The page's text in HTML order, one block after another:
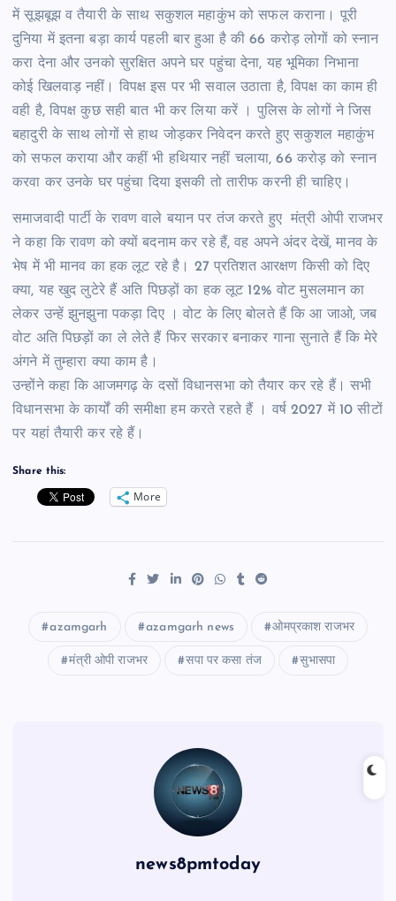
में सूझबूझ व तैयारी के साथ सकुशल महाकुंभ को सफल कराना। पूरी
दुनिया में इतना बड़ा कार्य पहली बार हुआ है की 66 करोड़ लोगों को स्नान
करा देना और उनको सुरक्षित अपने घर पहुंचा देना, यह भूमिका निभाना
कोई खिलवाड़ नहीं। विपक्ष इस पर भी सवाल उठाता है, विपक्ष का काम ही
वही है, विपक्ष कुछ सही बात भी कर लिया करें । पुलिस के लोगों ने जिस
बहादुरी के साथ लोगों से हाथ जोड़कर निवेदन करते हुए सकुशल महाकुंभ
को सफल कराया और कहीं भी हथियार नहीं चलाया, 66 करोड़ को स्नान
करवा कर उनके घर पहुंचा दिया इसकी तो तारीफ करनी ही चाहिए।
समाजवादी पार्टी के रावण वाले बयान पर तंज करते हुए मंत्री ओपी राजभर
ने कहा कि रावण को क्यों बदनाम कर रहे हैं, वह अपने अंदर देखें, मानव के
भेष में भी मानव का हक लूट रहे है। 27 प्रतिशत आरक्षण किसी को दिए
क्या, यह खुद लुटेरे हैं अति पिछड़ों का हक लूट 12% वोट मुसलमान का
लेकर उन्हें झुनझुना पकड़ा दिए । वोट के लिए बोलते हैं कि आ जाओ, जब
वोट अति पिछड़ों का ले लेते हैं फिर सरकार बनाकर गाना सुनाते हैं कि मेरे
अंगने में तुम्हारा क्या काम है।
उन्होंने कहा कि आजमगढ़ के दसों विधानसभा को तैयार कर रहे हैं। सभी
विधानसभा के कार्यों की समीक्षा हम करते रहते हैं । वर्ष 2027 में 10 सीटों
पर यहां तैयारी कर रहे हैं।
Share this:
More
azamgarh azamgarh news ओमप्रकाश राजभर
मंत्री ओपी राजभर सपा पर कसा तंज सुभासपा
news8pmtoday